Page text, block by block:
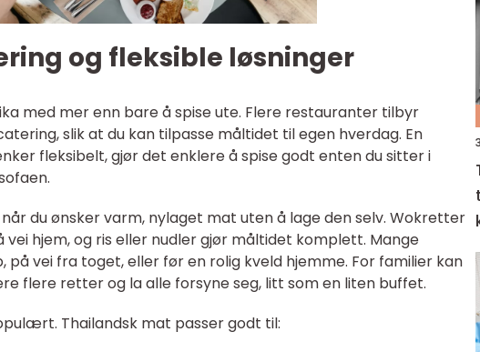
og fleksible løsninger
med mer enn bare å spise ute. Flere restauranter tilbyr
slik at du kan tilpasse måltidet til egen hverdag. En
fleksibelt, gjør det enklere å spise godt enten du sitter i
du ønsker varm, nylaget mat uten å lage den selv. Wokretter
hjem, og ris eller nudler gjør måltidet komplett. Mange
vei fra toget, eller før en rolig kveld hjemme. For familier kan
flere retter og la alle forsyne seg, litt som en liten buffet.
Thailandsk mat passer godt til: